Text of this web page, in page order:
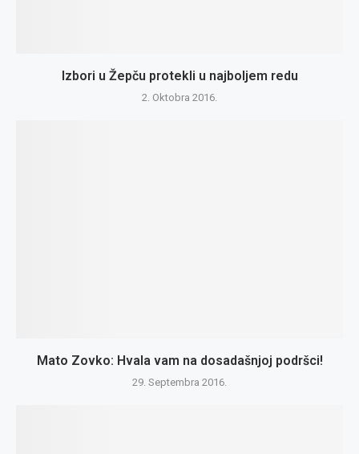
Izbori u Žepču protekli u najboljem redu
2. Oktobra 2016.
Mato Zovko: Hvala vam na dosadašnjoj podršci!
29. Septembra 2016.